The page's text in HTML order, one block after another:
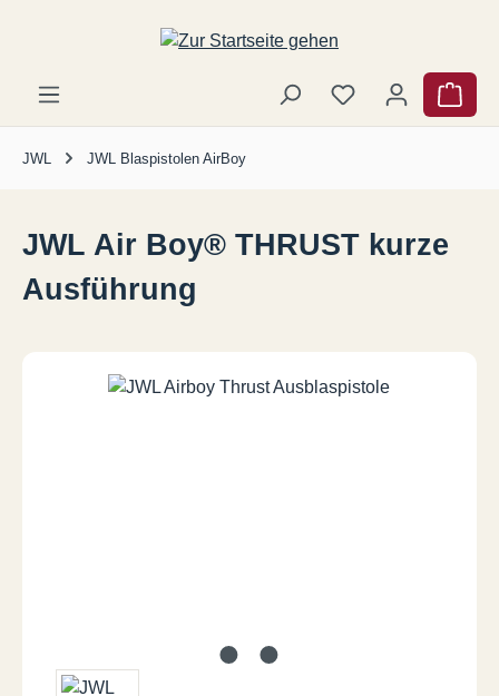
Zum Hauptinhalt springen
JWL JWL Blaspistolen AirBoy
JWL Air Boy® THRUST kurze
Ausführung